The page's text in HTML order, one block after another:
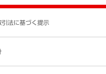
いて
引法に基づく提示